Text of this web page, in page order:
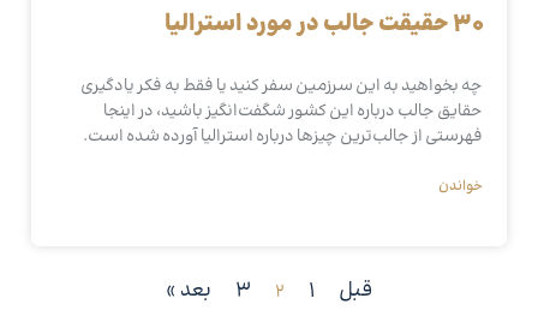
30 حقیقت جالب در مورد استرالیا
چه بخواهید به این سرزمین سفر کنید یا فقط به فکر یادگیری
حقایق جالب درباره این کشور شگفت‌انگیز باشید، در اینجا
فهرستی از جالب‌ترین چیزها درباره استرالیا آورده شده است.
خواندن
قبل 1
2
3 بعد »